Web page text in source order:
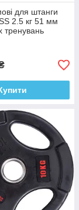
для штанги
2.5 кг 51 мм
тренувань